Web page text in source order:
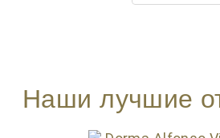
Наши лучшие